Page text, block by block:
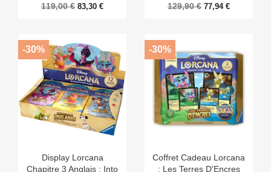
119,00 € 83,30 € 129,90 € 77,94 €
Display Lorcana
Chapitre 3 Anglais : Into
-30%
Coffret Cadeau Lorcana
: Les Terres D'Encres
-30%